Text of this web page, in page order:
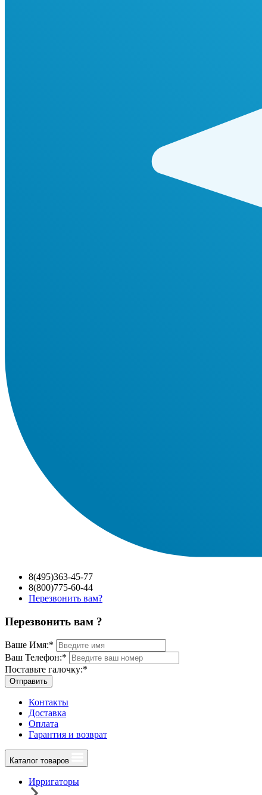
8(495)363-45-77
8(800)775-60-44
Перезвонить вам?
Перезвонить вам ?
Ваше Имя:*
Ваш Телефон:*
Поставьте галочку:*
Отправить
Контакты
Доставка
Оплата
Гарантия и возврат
Каталог товаров
Ирригаторы